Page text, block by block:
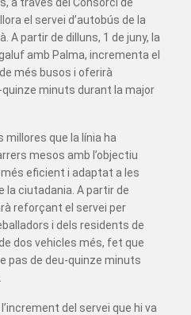
el servei d’autobús de la
A partir de dilluns, 1 de juny, la
amb Palma, incrementa el
més busos i oferirà
minuts durant la major
que la línia ha
mesos amb l’objectiu
eficient i adaptat a les
ciutadania. A partir de
reforçant el servei per
i dels residents de
dos vehicles més, fet que
pas de deu-quinze minuts
del servei que hi va